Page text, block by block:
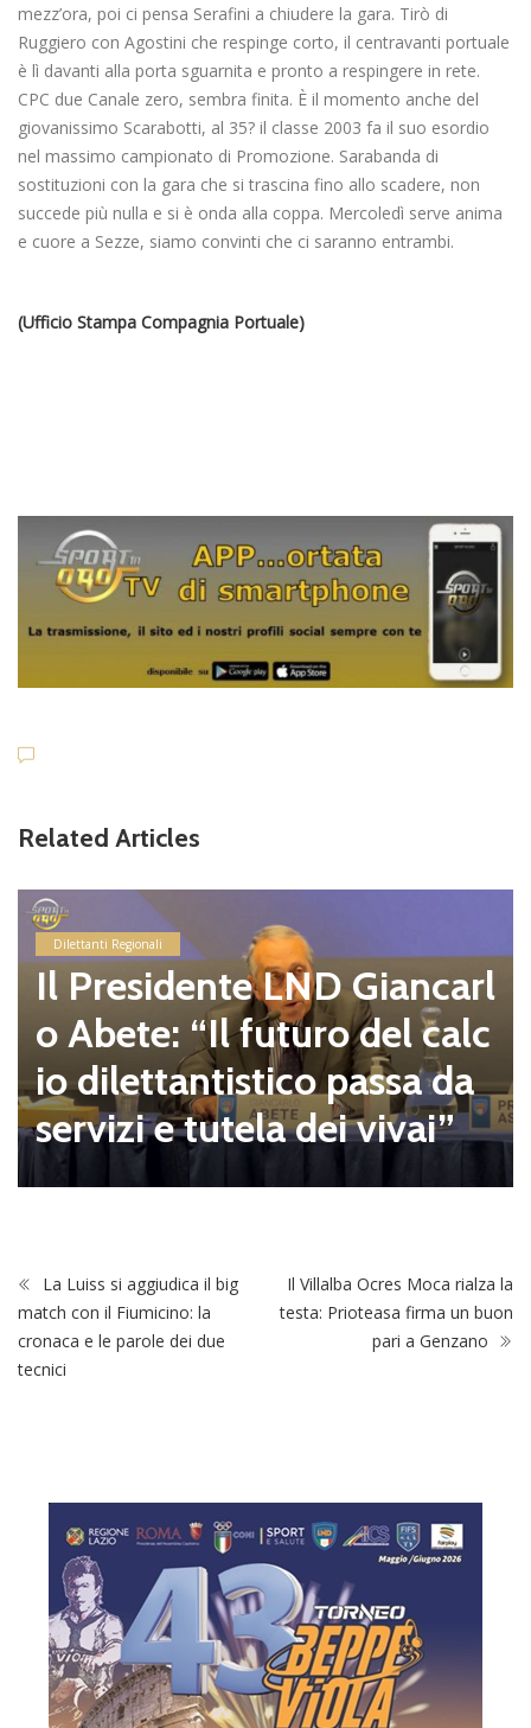
mezz’ora, poi ci pensa Serafini a chiudere la gara. Tirò di
Ruggiero con Agostini che respinge corto, il centravanti portuale
è lì davanti alla porta sguarnita e pronto a respingere in rete.
CPC due Canale zero, sembra finita. È il momento anche del
giovanissimo Scarabotti, al 35? il classe 2003 fa il suo esordio
nel massimo campionato di Promozione. Sarabanda di
sostituzioni con la gara che si trascina fino allo scadere, non
succede più nulla e si è onda alla coppa. Mercoledì serve anima
e cuore a Sezze, siamo convinti che ci saranno entrambi.
(Ufficio Stampa Compagnia Portuale)
Related Articles
Dilettanti Regionali
Il Presidente LND Giancarl
o Abete: “Il futuro del calc
io dilettantistico passa da
servizi e tutela dei vivai”
La Luiss si aggiudica il big
match con il Fiumicino: la
cronaca e le parole dei due
tecnici
Il Villalba Ocres Moca rialza la
testa: Prioteasa firma un buon
pari a Genzano